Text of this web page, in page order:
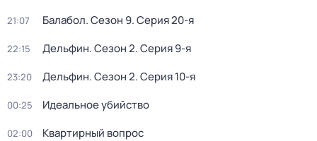
21:07 Балабол. Сезон 9. Серия 20-я
22:15 Дельфин. Сезон 2. Серия 9-я
23:20 Дельфин. Сезон 2. Серия 10-я
00:25 Идеальное убийство
02:00 Квартирный вопрос